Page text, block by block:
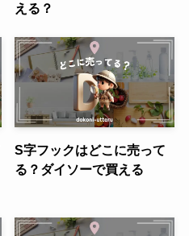
える？
S字フックはどこに売って
る？ダイソーで買える